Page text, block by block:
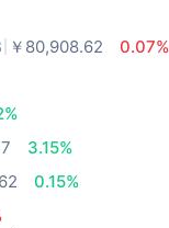
￥80,908.62
0.07%
3.15%
0.15%